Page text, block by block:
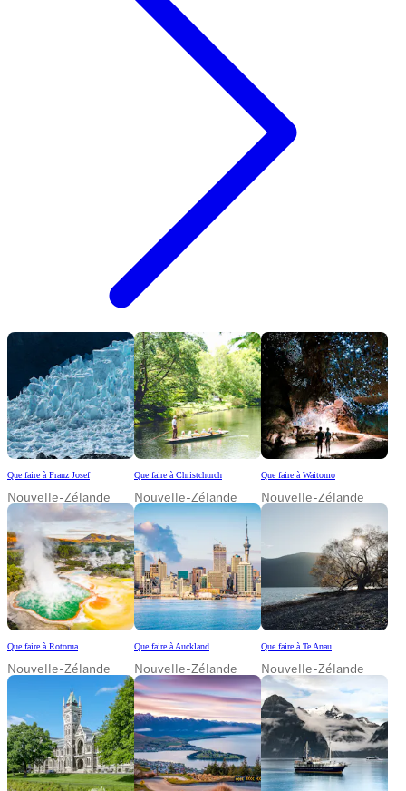
Que faire à Franz Josef
Nouvelle-Zélande
Que faire à Christchurch
Nouvelle-Zélande
Que faire à Waitomo
Nouvelle-Zélande
Que faire à Rotorua
Nouvelle-Zélande
Que faire à Auckland
Nouvelle-Zélande
Que faire à Te Anau
Nouvelle-Zélande